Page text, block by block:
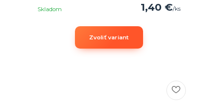
1,40 €/ks
Skladom
Zvoliť variant